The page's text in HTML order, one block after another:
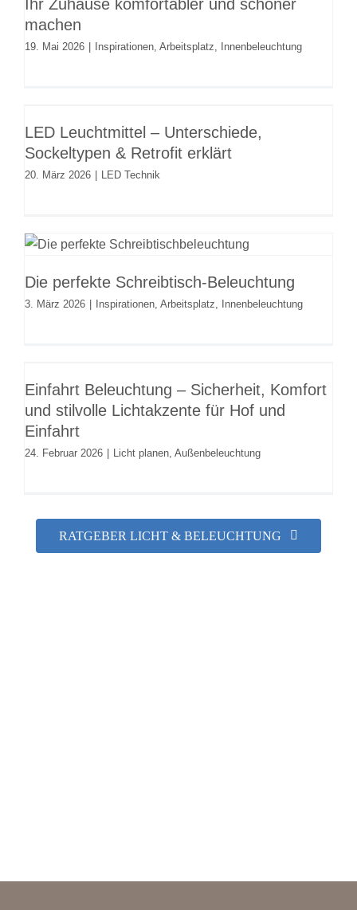
Inspirationen Arbeitsplatz Innenbeleuchtung
Ihr Zuhause komfortabler und schöner
machen
19. Mai 2026 Inspirationen, Arbeitsplatz Innenbeleuchtung
Sockeltypen & Retrofit erklärt
LED Technik
LED Leuchtmittel – Unterschiede,
Sockeltypen & Retrofit erklärt
20. März 2026 LED Technik
Die perfekte Schreibtisch-
Inspirationen Arbeitsplatz Innenbeleuchtung
Die perfekte Schreibtisch-Beleuchtung
3. März 2026 Inspirationen, Arbeitsplatz Innenbeleuchtung
für Hof und Einfahrt
Licht planen Außenbeleuchtung
Einfahrt Beleuchtung – Sicherheit, Komfort
und stilvolle Lichtakzente für Hof und
Einfahrt
24. Februar 2026 Licht planen, Außenbeleuchtung
RATGEBER LICHT & BELEUCHTUNG